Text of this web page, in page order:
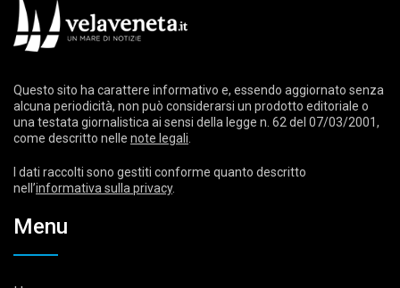
Questo sito ha carattere informativo e, essendo aggiornato senza
alcuna periodicità, non può considerarsi un prodotto editoriale o
una testata giornalistica ai sensi della legge n. 62 del 07/03/2001,
come descritto nelle note legali
I dati raccolti sono gestiti conforme quanto descritto
nell’informativa sulla privacy.
Menu